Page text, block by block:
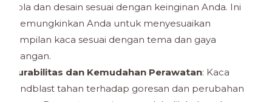
pola dan desain sesuai dengan keinginan Anda. Ini
memungkinkan Anda untuk menyesuaikan
tampilan kaca sesuai dengan tema dan gaya
ruangan.
Durabilitas dan Kemudahan Perawatan: Kaca
sandblast tahan terhadap goresan dan perubahan